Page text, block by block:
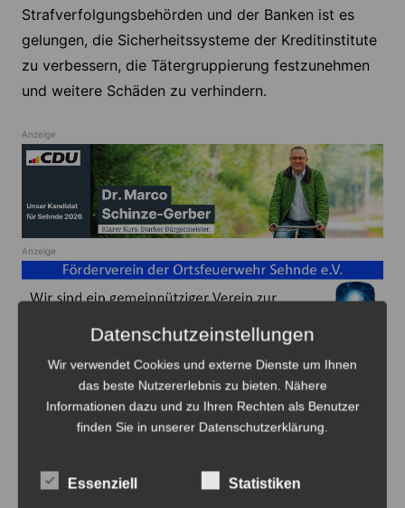
Strafverfolgungsbehörden und der Banken ist es
gelungen, die Sicherheitssysteme der Kreditinstitute
zu verbessern, die Tätergruppierung festzunehmen
und weitere Schäden zu verhindern.
Anzeige
Anzeige
Beitragsnavigation
Zurück Weiter
Datenschutzeinstellungen
Wir verwendet Cookies und externe Dienste um Ihnen
das beste Nutzererlebnis zu bieten. Nähere
Informationen dazu und zu Ihren Rechten als Benutzer
finden Sie in unserer Datenschutzerklärung.
Essenziell Statistiken